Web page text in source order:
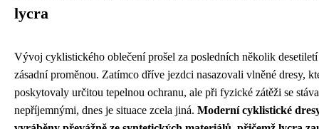
lycra
Vývoj cyklistického oblečení prošel za posledních několik desetiletí
zásadní proměnou. Zatímco dříve jezdci nasazovali vlněné dresy,
poskytovaly určitou tepelnou ochranu, ale při fyzické zátěži se
nepříjemnými, dnes je situace zcela jiná. Moderní cyklistické